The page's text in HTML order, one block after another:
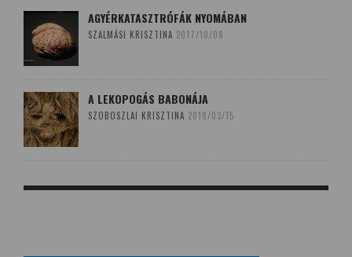
AGYÉRKATASZTRÓFÁK NYOMÁBAN
SZALMÁSI KRISZTINA 2017/10/08
A LEKOPOGÁS BABONÁJA
SZOBOSZLAI KRISZTINA 2018/03/15